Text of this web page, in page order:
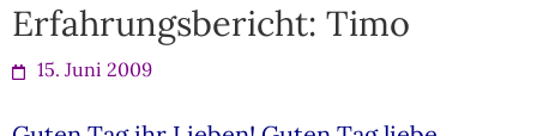
Erfahrungsbericht: Timo
15. Juni 2009